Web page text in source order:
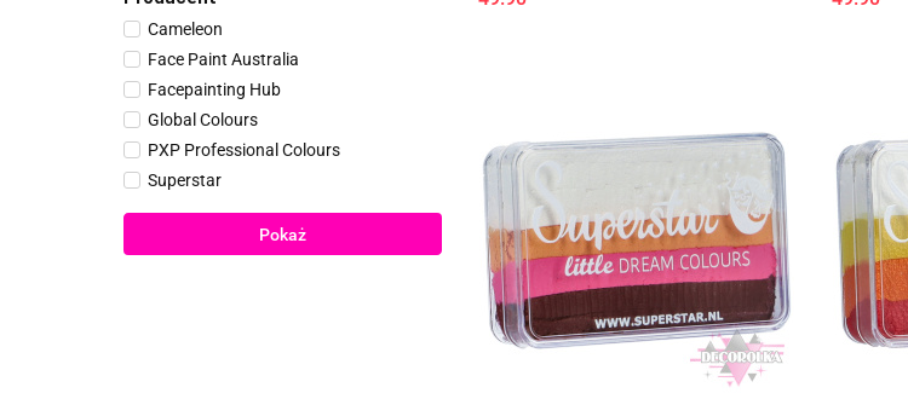
Cameleon
Face Paint Australia
Facepainting Hub
Global Colours
PXP Professional Colours
Superstar
Pokaż